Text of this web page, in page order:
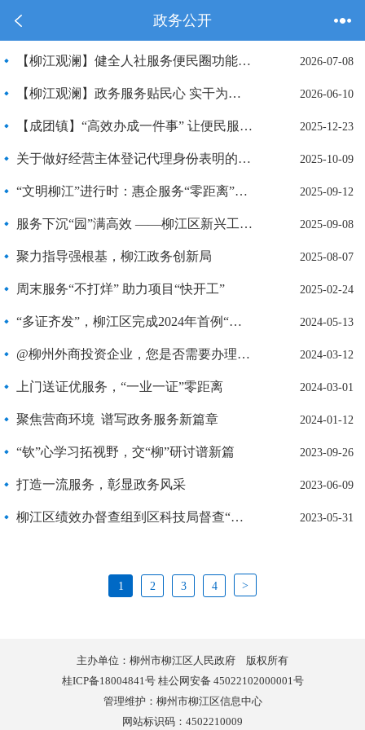
政务公开
2026-07-08
【柳江观澜】健全人社服务便民圈功能 提升便民利企服务质效
2026-06-10
【柳江观澜】政务服务贴民心 实干为民暖柳江
2025-12-23
【成团镇】“高效办成一件事” 让便民服务暖到心尖上
2025-10-09
关于做好经营主体登记代理身份表明的工作提示
2025-09-12
“文明柳江”进行时：惠企服务“零距离”，既解难题，更暖人心！
2025-09-08
服务下沉“园”满高效 ——柳江区新兴工业园区政务服务驿站正式揭牌成立
2025-08-07
聚力指导强根基，柳江政务创新局
2025-02-24
周末服务“不打烊” 助力项目“快开工”
2024-05-13
“多证齐发”，柳江区完成2024年首例“项目开工一件事”
2024-03-12
@柳州外商投资企业，您是否需要办理变更登记？
2024-03-01
上门送证优服务，“一业一证”零距离
2024-01-12
聚焦营商环境 谱写政务服务新篇章
2023-09-26
“钦”心学习拓视野，交“柳”研讨谱新篇
2023-06-09
打造一流服务，彰显政务风采
2023-05-31
柳江区绩效办督查组到区科技局督查“企业服务提优年”活动开展情况
1 2 3 4 >
主办单位：柳州市柳江区人民政府 版权所有
桂ICP备18004841号 桂公网安备 45022102000001号
管理维护：柳州市柳江区信息中心
网站标识码：4502210009